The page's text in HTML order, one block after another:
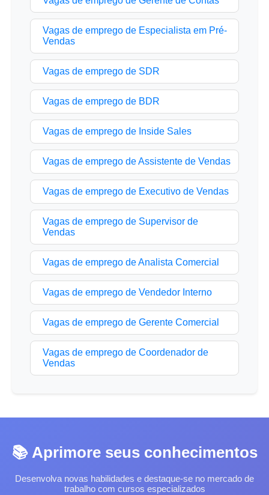
Vagas de emprego de Especialista em Pré-
Vendas
Vagas de emprego de SDR
Vagas de emprego de BDR
Vagas de emprego de Inside Sales
Vagas de emprego de Assistente de Vendas
Vagas de emprego de Executivo de Vendas
Vagas de emprego de Supervisor de
Vendas
Vagas de emprego de Analista Comercial
Vagas de emprego de Vendedor Interno
Vagas de emprego de Gerente Comercial
Vagas de emprego de Coordenador de
Vendas
📚 Aprimore seus conhecimentos
Desenvolva novas habilidades e destaque-se no mercado de
trabalho com cursos especializados